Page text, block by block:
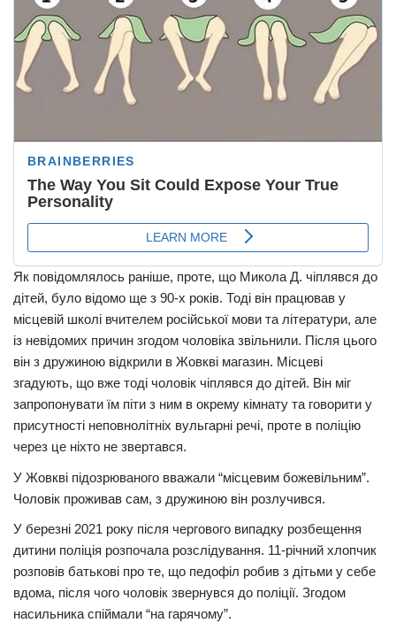
Як повідомлялось раніше, проте, що Микола Д. чіплявся до
дітей, було відомо ще з 90-х років. Тоді він працював у
місцевій школі вчителем російської мови та літератури, але
із невідомих причин згодом чоловіка звільнили. Після цього
він з дружиною відкрили в Жовкві магазин. Місцеві
згадують, що вже тоді чоловік чіплявся до дітей. Він міг
запропонувати їм піти з ним в окрему кімнату та говорити у
присутності неповнолітніх вульгарні речі, проте в поліцію
через це ніхто не звертався.
У Жовкві підозрюваного вважали “місцевим божевільним”.
Чоловік проживав сам, з дружиною він розлучився.
У березні 2021 року після чергового випадку розбещення
дитини поліція розпочала розслідування. 11-річний хлопчик
розповів батькові про те, що педофіл робив з дітьми у себе
вдома, після чого чоловік звернувся до поліції. Згодом
насильника спіймали “на гарячому”.